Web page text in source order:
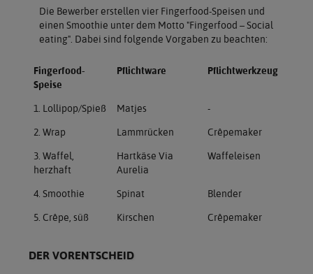
Die Bewerber erstellen vier Fingerfood-Speisen und
einen Smoothie unter dem Motto "Fingerfood – Social
eating". Dabei sind folgende Vorgaben zu beachten:
Fingerfood-
Speise
Pflichtware Pflichtwerkzeug
1. Lollipop/Spieß Matjes
-
2. Wrap
Lammrücken
Crêpemaker
3. Waffel,
herzhaft
Hartkäse Via
Aurelia
Waffeleisen
4. Smoothie Spinat
Blender
5. Crêpe, süß
Kirschen Crêpemaker
DER VORENTSCHEID